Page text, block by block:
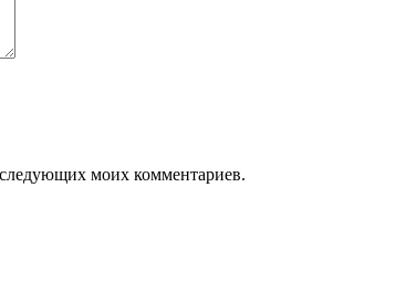
моих комментариев.